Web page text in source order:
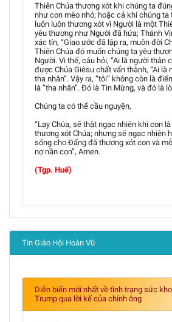
Thiên Chúa thương xót khi chúng ta
như con mèo nhỏ; hoặc cả khi chúng ta
luôn luôn thương xót vì Người là một
yêu thương như Người đã hứa; Thánh
xác tín, “Giao ước đã lập ra, muôn đời
Thiên Chúa đó muốn chúng ta yêu
Người. Vì thế, câu hỏi, “Ai là người thân
được Chúa Giêsu chất vấn thành, “Ai là
tha nhân”. Vậy ra, “tôi” không còn là
là “tha nhân”. Đó là Tin Mừng, và đó là
Chúng ta có thể cầu nguyện,
“Lạy Chúa, sẽ thật ngạc nhiên khi con
thương xót Chúa; nhưng sẽ ngạc nhiên
sống cho Đấng đã thương xót con và
nợ nần con”, Amen.
(Tgp. Huế)
Tin Giáo Hội Hoàn Vũ
Diễn biến mới nhất về tình trạng sức
Trump qua lời kể của chính ông